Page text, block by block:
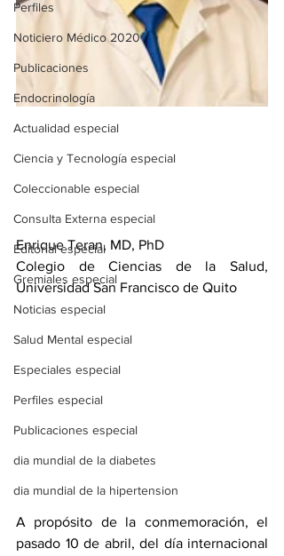
Perfiles
Noticiero Médico 2020
Publicaciones
Endocrinología
Actualidad especial
Ciencia y Tecnología especial
Coleccionable especial
Consulta Externa especial
Editorial especial
Gremiales especial
Noticias especial
Salud Mental especial
Especiales especial
Perfiles especial
Publicaciones especial
dia mundial de la diabetes
dia mundial de la hipertension
Enrique Teran, MD, PhD
Colegio de Ciencias de la Salud,
Universidad San Francisco de Quito
A propósito de la conmemoración, el
pasado 10 de abril, del día internacional